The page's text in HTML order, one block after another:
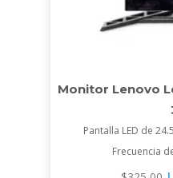
Monitor Lenovo
Pantalla LED de
Frecuencia